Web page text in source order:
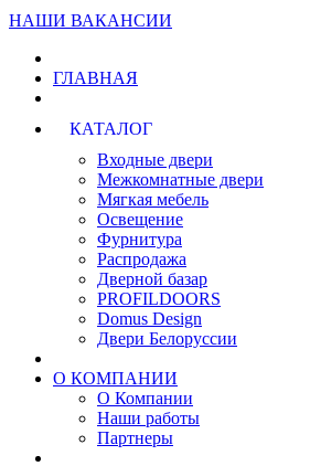
НАШИ ВАКАНСИИ
ГЛАВНАЯ
КАТАЛОГ
Входные двери
Межкомнатные двери
Мягкая мебель
Освещение
Фурнитура
Распродажа
Дверной базар
PROFILDOORS
Domus Design
Двери Белоруссии
О КОМПАНИИ
О Компании
Наши работы
Партнеры